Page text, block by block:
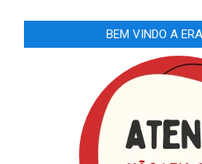
BEM VINDO A